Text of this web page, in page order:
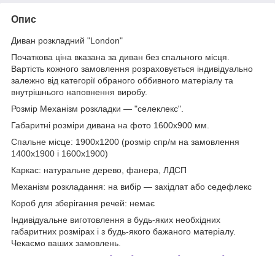
Опис
Диван розкладний "London"
Початкова ціна вказана за диван без спального місця.
Вартість кожного замовлення розраховується індивідуально
залежно від категорії обраного оббивного матеріалу та
внутрішнього наповнення виробу.
Розмір Механізм розкладки — "селеклекс".
Габаритні розміри дивана на фото 1600х900 мм.
Спальне місце: 1900х1200 (розмір спр/м на замовлення
1400х1900 і 1600х1900)
Каркас: натуральне дерево, фанера, ЛДСП
Механізм розкладання: на вибір — західлат або седефлекс
Короб для зберігання речей: немає
Індивідуальне виготовлення в будь-яких необхідних
габаритних розмірах і з будь-якого бажаного матеріалу.
Чекаємо ваших замовлень.